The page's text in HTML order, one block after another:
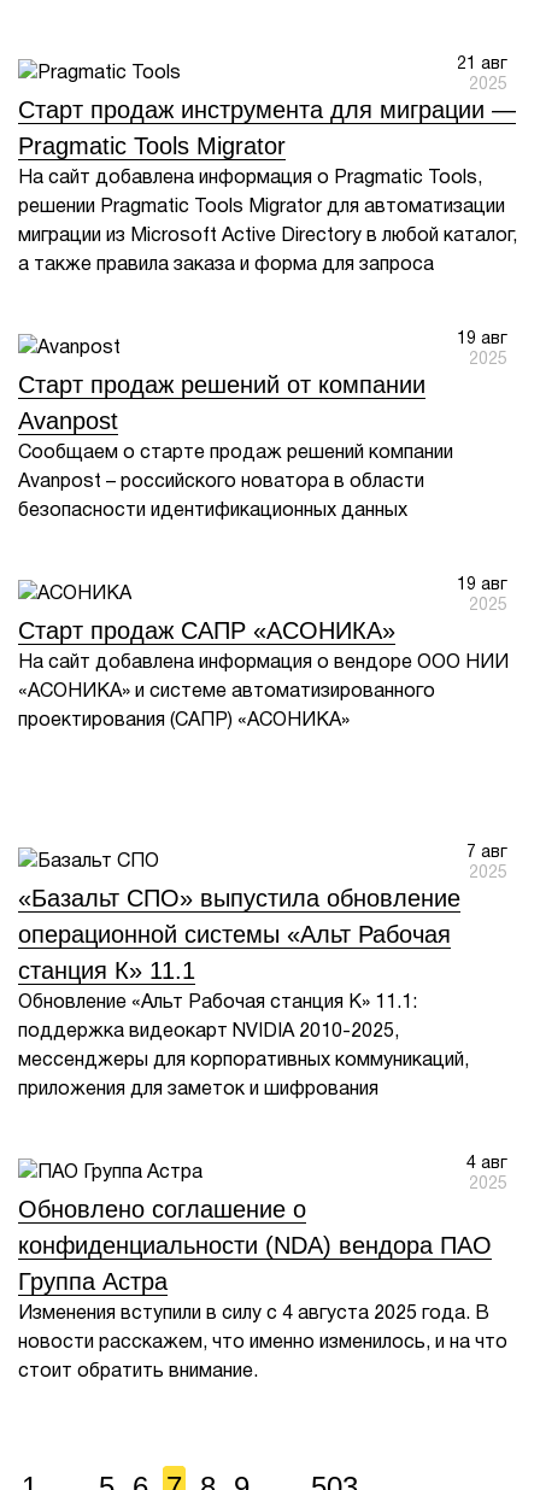
21 авг
2025
Старт продаж инструмента для миграции —
Pragmatic Tools Migrator
На сайт добавлена информация о Pragmatic Tools,
решении Pragmatic Tools Migrator для автоматизации
миграции из Microsoft Active Directory в любой каталог,
а также правила заказа и форма для запроса
19 авг
2025
Старт продаж решений от компании
Avanpost
Сообщаем о старте продаж решений компании
Avanpost – российского новатора в области
безопасности идентификационных данных
19 авг
2025
Старт продаж САПР «АСОНИКА»
На сайт добавлена информация о вендоре ООО НИИ
«АСОНИКА» и системе автоматизированного
проектирования (САПР) «АСОНИКА»
7 авг
2025
«Базальт СПО» выпустила обновление
операционной системы «Альт Рабочая
станция К» 11.1
Обновление «Альт Рабочая станция К» 11.1:
поддержка видеокарт NVIDIA 2010-2025,
мессенджеры для корпоративных коммуникаций,
приложения для заметок и шифрования
4 авг
2025
Обновлено соглашение о
конфиденциальности (NDA) вендора ПАО
Группа Астра
Изменения вступили в силу с 4 августа 2025 года. В
новости расскажем, что именно изменилось, и на что
стоит обратить внимание.